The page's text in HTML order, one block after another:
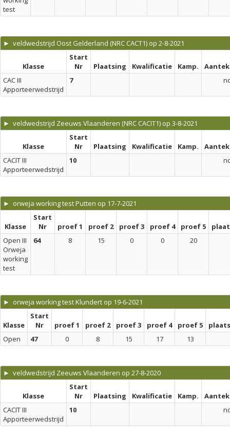
test
► veldwedstrijd Oost Gelderland (NRC CACT1) op 2-8-2021
Klasse
Start
Nr
Plaatsing Kwalificatie Kamp.
CAC III
Apporteerwedstrijd
7 nc
► veldwedstrijd Zeeuws Vlaanderen (NRC CACIT1) op 3-8-2021
Klasse
Start
Nr
Plaatsing Kwalificatie Kamp.
CACIT III
Apporteerwedstrijd
10 nc
► orweja working test Putten op 17-7-2021
Klasse
Start
Nr
proef 1 proef 2 proef 3 proef 4 proef 5
Open III
Orweja
working
test
64 8 15 0 0 20
► orweja working test Klundert op 19-6-2021
Klasse
Start
Nr
proef 1 proef 2 proef 3 proef 4 proef 5
Open
47 0 8 15 17 13
► veldwedstrijd Zeeuws Vlaanderen op 27-8-2020
Klasse
Start
Nr
Plaatsing Kwalificatie Kamp.
CACIT III
Apporteerwedstrijd
10 nc